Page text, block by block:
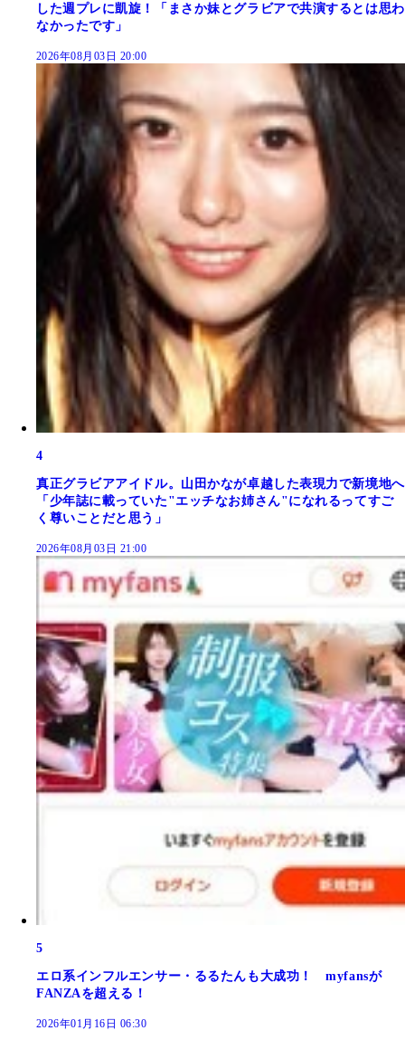
した週プレに凱旋！「まさか妹とグラビアで共演するとは思わ
なかったです」
2026年08月03日 20:00
4
真正グラビアアイドル。山田かなが卓越した表現力で新境地へ
「少年誌に載っていた"エッチなお姉さん"になれるってすご
く尊いことだと思う」
2026年08月03日 21:00
5
エロ系インフルエンサー・るるたんも大成功！ myfansが
FANZAを超える！
2026年01月16日 06:30